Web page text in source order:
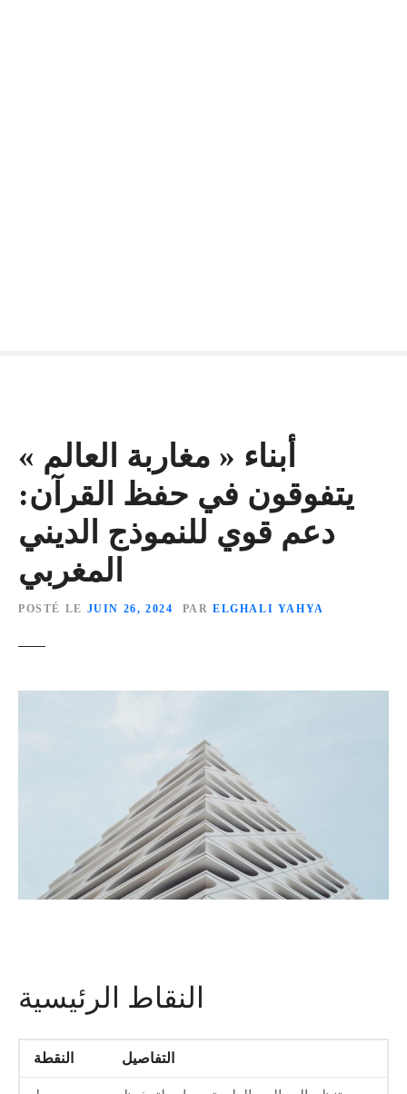
أبناء « مغاربة العالم »
يتفوقون في حفظ القرآن:
دعم قوي للنموذج الديني
المغربي
POSTÉ LE JUIN 26, 2024 PAR ELGHALI YAHYA
النقاط الرئيسية
النقطة التفاصيل